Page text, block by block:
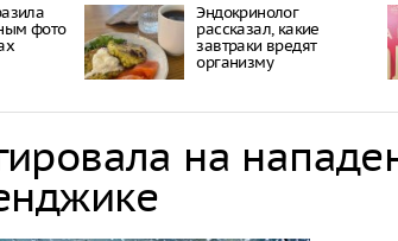
фото
Эндокринолог
рассказал, какие
завтраки вредят
организму
на